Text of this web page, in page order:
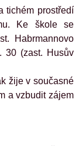
tichém prostředí
Ke škole se
Habrmannovo
30 (zast. Husův
žije v současné
a vzbudit zájem